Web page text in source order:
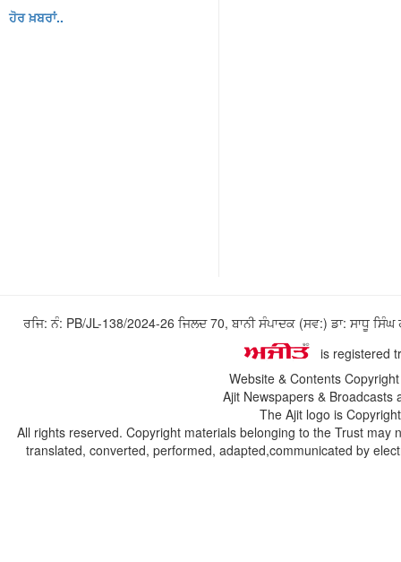
ਹੋਰ ਖ਼ਬਰਾਂ..
ਰਜਿ: ਨੰ: PB/JL-138/2024-26 ਜਿਲਦ 70, ਬਾਨੀ ਸੰਪਾਦਕ (ਸਵ:) ਡਾ: ਸਾਧੂ
is registered
Website & Contents
Ajit Newspapers &
The Ajit logo is
All rights reserved. Copyright materials belonging to the Trust
translated, converted, performed, adapted,communicated by